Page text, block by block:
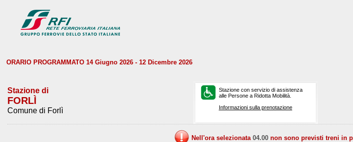
ORARIO PROGRAMMATO 14 Giugno 2026 - 12 Dicembre 2026
Stazione di
FORLÌ
Comune di Forlì
Stazione con servizio di assistenza
alle Persone a Ridotta Mobilità.
Informazioni sulla prenotazione
Nell'ora selezionata 04.00 non sono previsti treni in